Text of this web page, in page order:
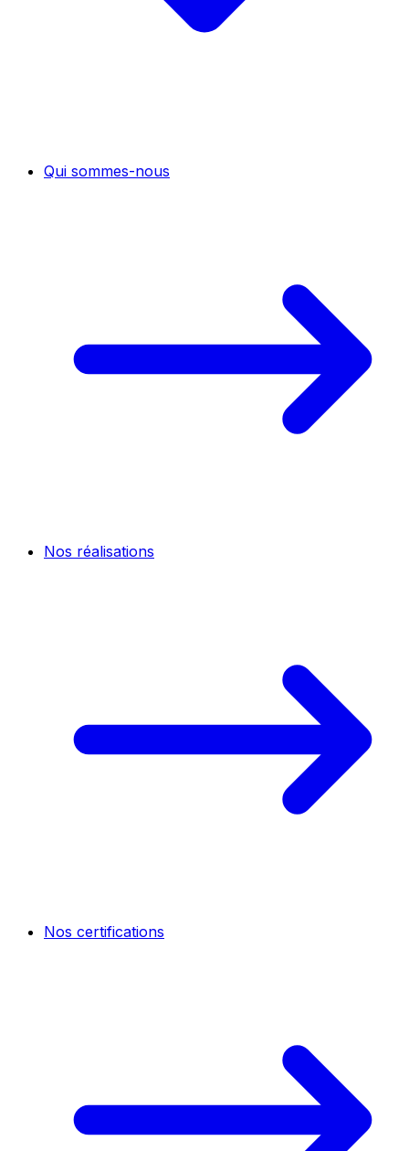
Qui sommes-nous
Nos réalisations
Nos certifications